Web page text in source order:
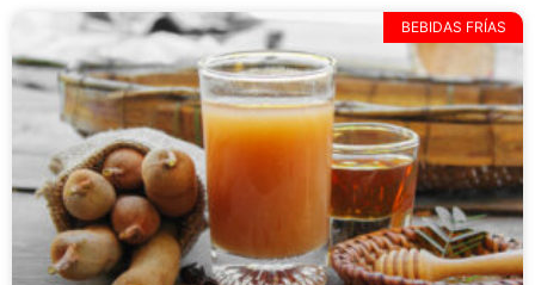
BEBIDAS FRÍAS